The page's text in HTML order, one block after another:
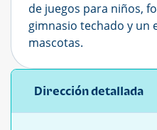
de juegos para niños,
gimnasio techado y un
mascotas.
Dirección detallada